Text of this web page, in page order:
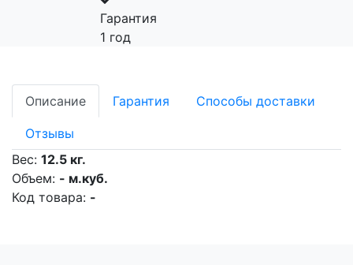
Гарантия
1 год
Описание Гарантия Способы доставки
Отзывы
Вес: 12.5 кг.
Объем: - м.куб.
Код товара: -